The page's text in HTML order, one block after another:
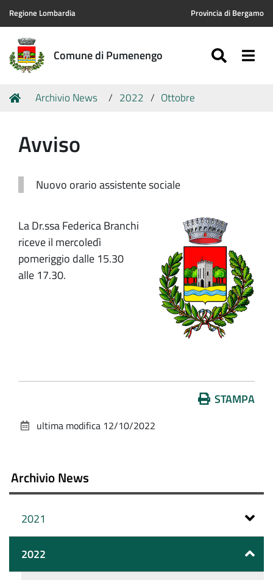
Regione Lombardia Provincia di Bergamo
Comune di Pumenengo
Tu
Home
Archivio News 2022 Ottobre
Avviso
Nuovo orario assistente sociale
La Dr.ssa Federica Branchi
riceve il mercoledì
pomeriggio dalle 15.30
alle 17.30.
documento
STAMPA
ultima modifica 12/10/2022
Archivio News
2021
2022